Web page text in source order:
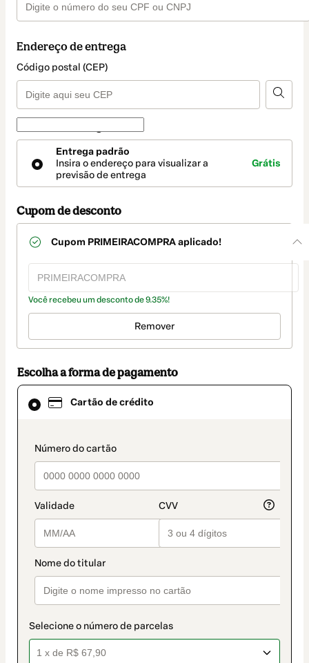
Endereço de entrega
Código postal (CEP)
Forma
entrega
Entrega padrão
Insira o endereço para visualizar a
previsão de entrega
Grátis
Cupom de desconto
Cupom PRIMEIRACOMPRAaplicado!
Você recebeu um desconto de 9.35%!
Remover
Escolha a forma de pagamento
Cartão de crédito
payment_data.section_title_v2
Selecione o número de parcelas
Cartão
de
como
pagamento